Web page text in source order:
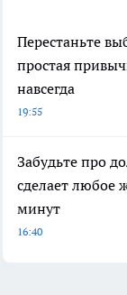
Перестаньте
простая
навсегда
19:55
Забудьте про
сделает любое
минут
16:40